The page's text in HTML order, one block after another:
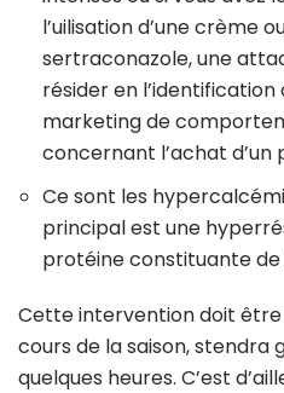
l’uilisation d’une crème
sertraconazole, une
résider en l’identification
marketing de
concernant l’achat d’un
Ce sont les
principal est une
protéine constituante de
Cette intervention doit
cours de la saison, stendra
quelques heures. C’est